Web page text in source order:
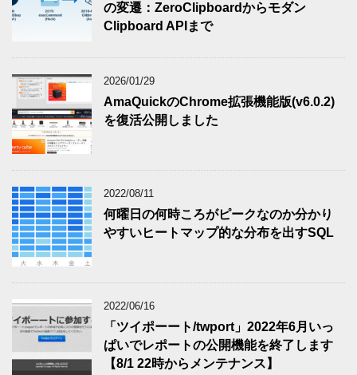
の変遷：ZeroClipboardからモダン
Clipboard APIまで
2026/01/29
AmaQuickのChrome拡張機能版(v6.0.2)
を復活公開しました
2022/08/11
何曜日の何時ころがピークなのか分かり
やすいヒートマップ的な分布を出すSQL
2022/06/16
「ツイポーート/twport」2022年6月いっ
ぱいでレポートの公開機能を終了します
【8/1 22時からメンテナンス】